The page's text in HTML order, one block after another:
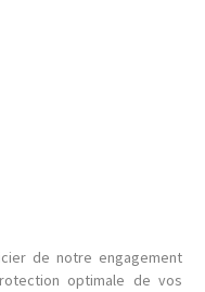
de notre engagement
optimale de vos